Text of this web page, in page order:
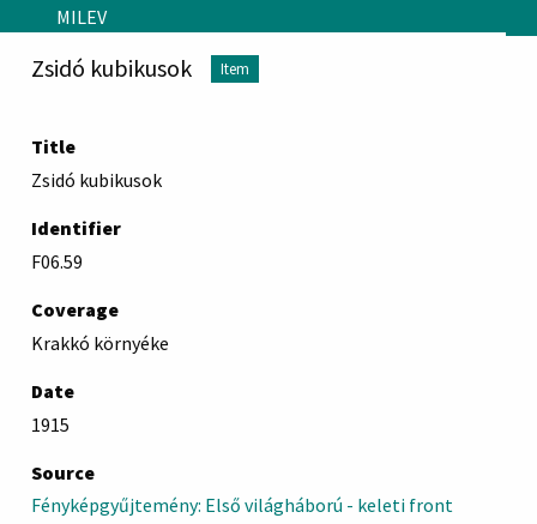
Skip to main content
MILEV
Zsidó kubikusok Item
Title
Zsidó kubikusok
Identifier
F06.59
Coverage
Krakkó környéke
Date
1915
Source
Fényképgyűjtemény: Első világháború - keleti front